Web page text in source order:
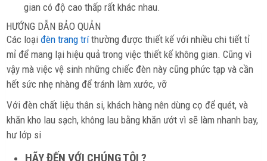
gian có độ cao thấp rất khác nhau.
HƯỚNG DẪN BẢO QUẢN
Các loại đèn trang tríthường được thiết kế với nhiều chi tiết tỉ
mỉ để mang lại hiệu quả trong việc thiết kế không gian. Cũng vì
vậy mà việc vệ sinh những chiếc đèn này cũng phức tạp và cần
hết sức nhẹ nhàng để tránh làm xước, vỡ
Với đèn chất liệu thân si, khách hàng nên dùng cọ để quét, và
khăn kho lau sạch, không lau bằng khăn ướt vì sẽ làm nhanh bay,
hư lớp si
HÃY ĐẾN VỚI CHÚNG TÔI ?